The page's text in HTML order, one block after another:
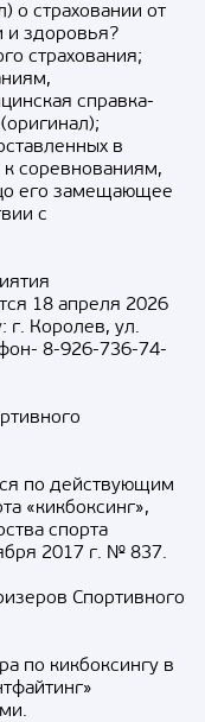
о страховании от
и здоровья?
страхования;
справка-
в
соревнованиям,
его замещающее
с
18 апреля 2026
г. Королев, ул.
8-926-736-74-
по действующим
«кикбоксинг»,
спорта
2017 г. № 837.
Спортивного
по кикбоксингу в